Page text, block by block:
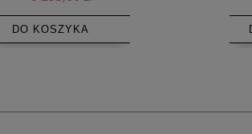
DO KOSZYKA